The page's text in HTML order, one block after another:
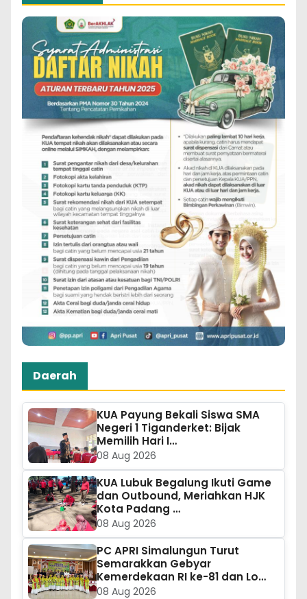
Daerah
KUA Payung Bekali Siswa SMA
Negeri 1 Tiganderket: Bijak
Memilih Hari I…
08 Aug 2026
KUA Lubuk Begalung Ikuti Game
dan Outbound, Meriahkan HJK
Kota Padang …
08 Aug 2026
PC APRI Simalungun Turut
Semarakkan Gebyar
Kemerdekaan RI ke-81 dan Lo…
08 Aug 2026